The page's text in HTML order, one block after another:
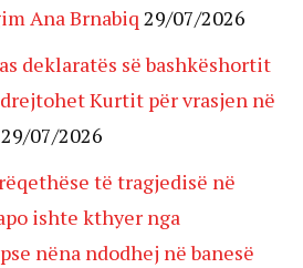
Ana Brnabiq 29/07/2026
deklaratës së bashkëshortit
Kurtit për vrasjen në
29/07/2026
të tragjedisë në
ishte kthyer nga
nëna ndodhej në banesë